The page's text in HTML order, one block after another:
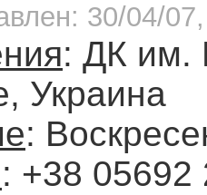
30/04/
: ДК им.
Украина
:
: +38 05692